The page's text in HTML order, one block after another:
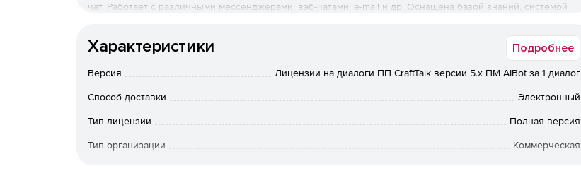
чат. Работает с различными мессенджерами, вэб-чатами, e-mail и др. Оснащена базой знаний, системой
Платформа CraftTalk помогает успешно справляться с запланированными и неожиданными пиками
повторяющихся вопросов. В результате степень автоматизации растет до 80% и более. Это помогает
Решение позволяет создавать сценарии обработки запросов в визуальном редакторе силами обычных
интеграции с другими сервисами.
Характеристики Подробнее
Версия Лицензии на диалоги ПП CraftTalk версии 5.х ПM AIBot за 1 диалог
Способ доставки Электронный
Тип лицензии Полная версия
Тип организации Коммерческая